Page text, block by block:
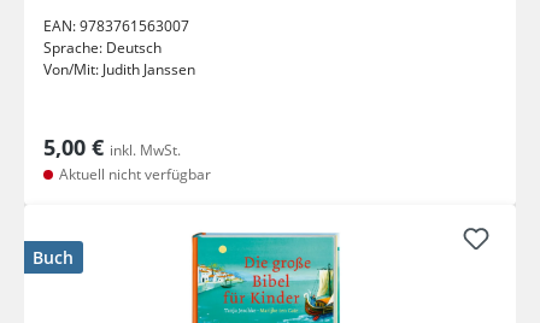
EAN:9783761563007
Sprache: Deutsch
Von/Mit: Judith Janssen
5,00 € inkl. MwSt.
Aktuell nicht verfügbar
Buch